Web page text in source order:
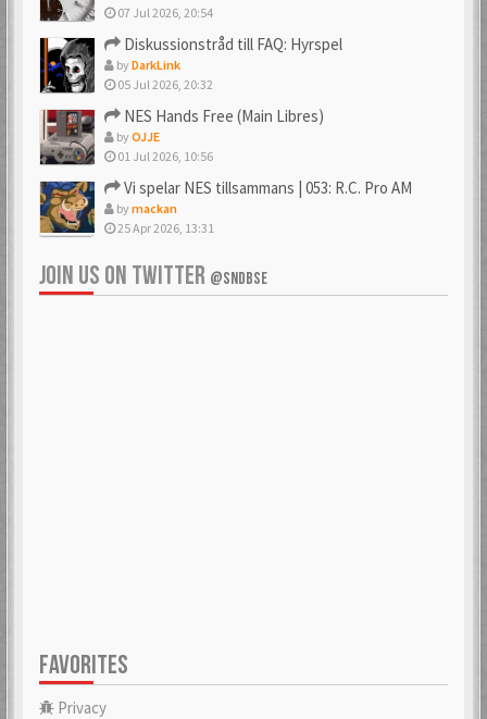
07 Jul 2026, 20:54
Diskussionstråd till FAQ: Hyrspel
byDarkLink
05 Jul 2026, 20:32
NES Hands Free (Main Libres)
byOJJE
01 Jul 2026, 10:56
Vi spelar NES tillsammans | 053: R.C. Pro AM
bymackan
25 Apr 2026, 13:31
JOIN US ON TWITTER @SNDBSE
FAVORITES
Privacy